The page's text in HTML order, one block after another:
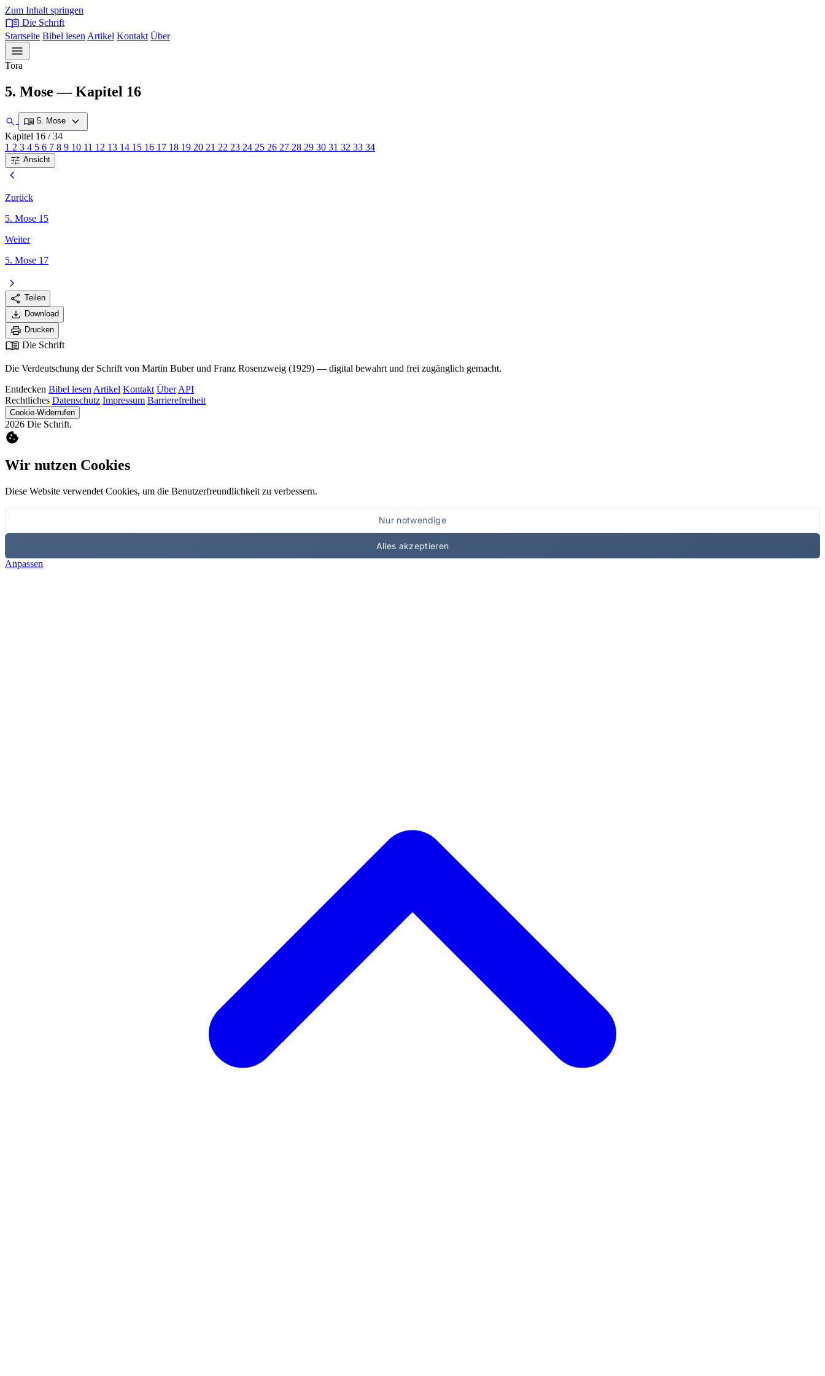
Zum Inhalt springen
menu_book Die Schrift
Startseite Bibel lesen Artikel Kontakt Über
menu
Tora
5. Mose — Kapitel 16
search menu_book 5. Mose expand_more
Kapitel 16 / 34
1 2 3 4 5 6 7 8 9 10 11 12 13 14 15 16 17 18 19 20 21 22 23 24 25 26 27 28 29 30 31 32 33 34
tune Ansicht
chevron_left
Zurück
5. Mose 15
Weiter
5. Mose 17
chevron_right
share Teilen
download Download
print Drucken
menu_book Die Schrift
Die Verdeutschung der Schrift von Martin Buber und Franz Rosenzweig (1929) — digital bewahrt und frei zugänglich gemacht.
Entdecken Bibel lesen Artikel Kontakt Über API
Rechtliches Datenschutz Impressum Barrierefreiheit
Cookie-Widerrufen
2026 Die Schrift.
cookie
Wir nutzen Cookies
Diese Website verwendet Cookies, um die Benutzerfreundlichkeit zu verbessern.
Nur notwendige
Alles akzeptieren
Anpassen